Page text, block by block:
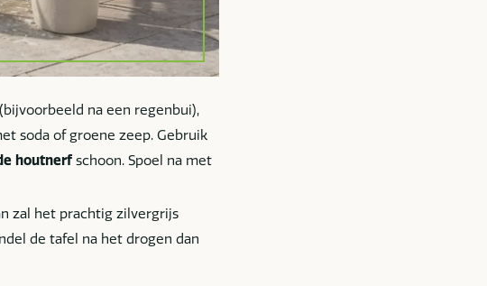
na een regenbui),
soda of groene zeep. Gebruik
houtnerfschoon. Spoel na met
zal het prachtig zilvergrijs
de tafel na het drogen dan